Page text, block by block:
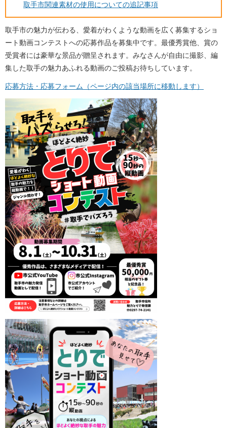
取手市関連素材の使用についての追記事項
取手市の魅力が伝わる、愛着がわくような動画を広く募集するショ
ート動画コンテストへの応募作品を募集中です。最優秀賞他、賞の
受賞者には豪華な景品が贈呈されます。みなさんが自由に撮影、編
集した取手の魅力あふれる動画のご投稿お待ちしています。
応募方法・応募フォーム（ページ内の該当場所に移動します）